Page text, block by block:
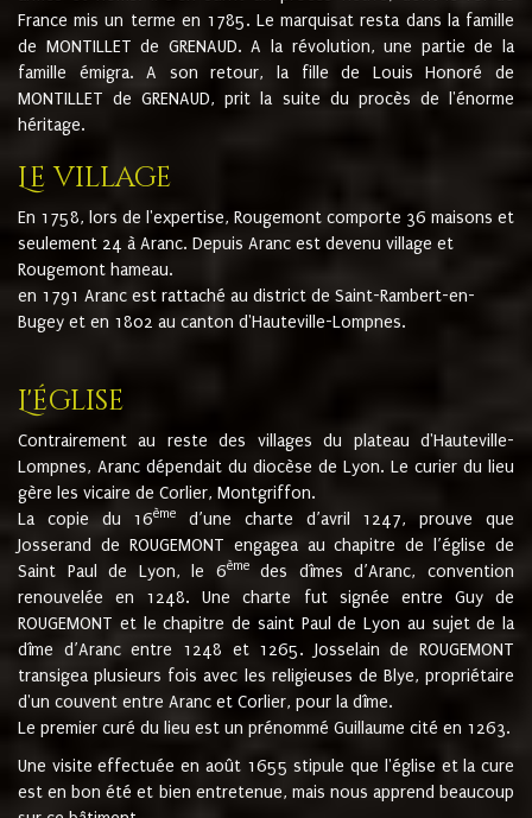
France mis un terme en 1785. Le marquisat resta dans la famille
de MONTILLET de GRENAUD. A la révolution, une partie de la
famille émigra. A son retour, la fille de Louis Honoré de
MONTILLET de GRENAUD, prit la suite du procès de l'énorme
héritage.
Le village
En 1758, lors de l'expertise, Rougemont comporte 36 maisons et
seulement 24 à Aranc. Depuis Aranc est devenu village et
Rougemont hameau.
en 1791 Aranc est rattaché au district de Saint-Rambert-en-
Bugey et en 1802 au canton d'Hauteville-Lompnes.
L'église
Contrairement au reste des villages du plateau d'Hauteville-
Lompnes, Aranc dépendait du diocèse de Lyon. Le curier du lieu
gère les vicaire de Corlier, Montgriffon.
La copie du 16ème
d’une charte d’avril 1247, prouve que
Josserand de ROUGEMONT engagea au chapitre de l’église de
Saint Paul de Lyon, le 6èmedes dîmes d’Aranc, convention
renouvelée en 1248. Une charte fut signée entre Guy de
ROUGEMONT et le chapitre de saint Paul de Lyon au sujet de la
dîme d’Aranc entre 1248 et 1265. Josselain de ROUGEMONT
transigea plusieurs fois avec les religieuses de Blye, propriétaire
d'un couvent entre Aranc et Corlier, pour la dîme.
Le premier curé du lieu est un prénommé Guillaume cité en 1263.
Une visite effectuée en août 1655 stipule que l'église et la cure
est en bon été et bien entretenue, mais nous apprend beaucoup